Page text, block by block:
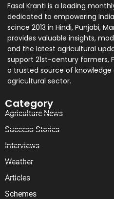
Fasal Kranti is a leading
dedicated to empowering
scince 2013 in Hindi, Punjabi,
provides valuable insights,
and the latest agricultural
support 21st-century farmers,
a trusted source of
agricultural sector.
Category
Agriculture News
Success Stories
Interviews
Weather
Articles
Schemes